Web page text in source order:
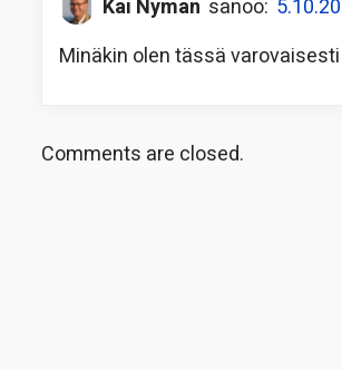
Kai Nyman sanoo:
Minäkin olen tässä
Comments are closed.